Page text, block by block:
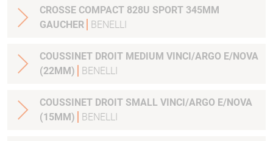
CROSSE COMPACT 828U SPORT 345MM
GAUCHER
BENELLI
COUSSINET DROIT MEDIUM VINCI/ARGO E/NOVA
(22MM)
BENELLI
COUSSINET DROIT SMALL VINCI/ARGO E/NOVA
(15MM)
BENELLI